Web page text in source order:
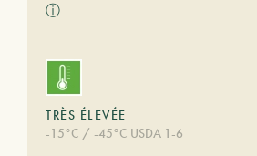
ⓘ
TRÈS ÉLEVÉE
-15°C / -45°C USDA 1-6